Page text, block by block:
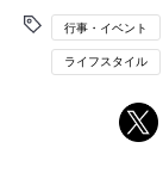
身だしなみ
神社は神様のお
装を心がけまし
行事・イベント
ライフスタイル